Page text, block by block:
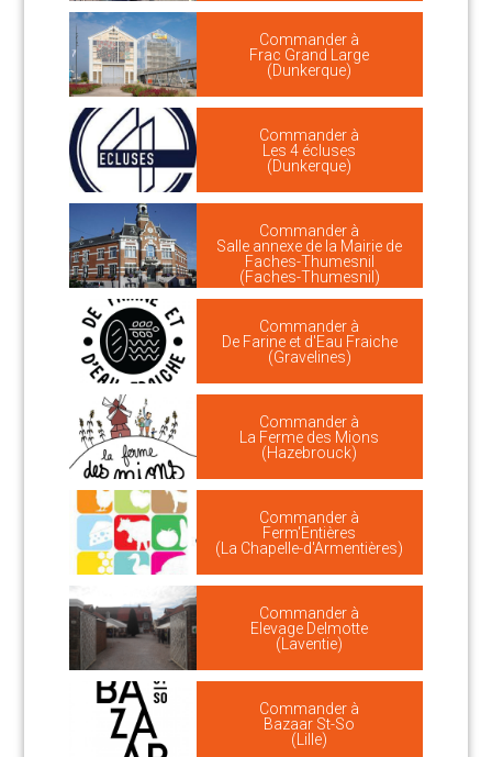
Commander à
Frac Grand Large
(Dunkerque)
Commander à
Les 4 écluses
(Dunkerque)
Commander à
Salle annexe de la Mairie de
Faches-Thumesnil
(Faches-Thumesnil)
Commander à
De Farine et d'Eau Fraiche
(Gravelines)
Commander à
La Ferme des Mions
(Hazebrouck)
Commander à
Ferm'Entières
(La Chapelle-d'Armentières)
Commander à
Elevage Delmotte
(Laventie)
Commander à
Bazaar St-So
(Lille)